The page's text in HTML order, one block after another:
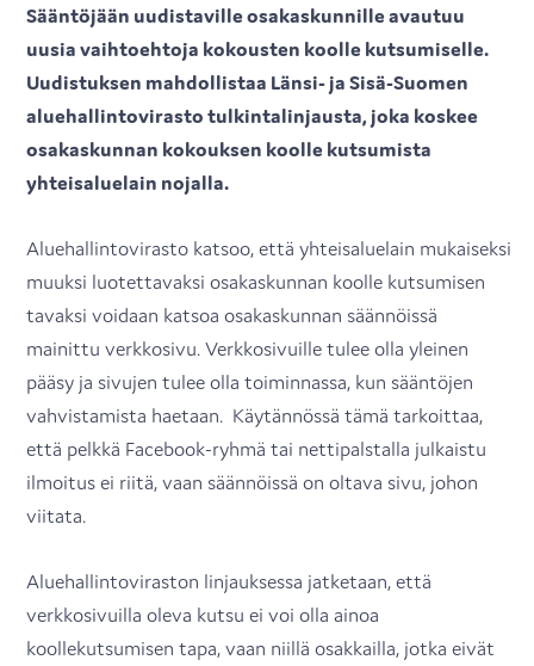
Sääntöjään uudistaville osakaskunnille avautuu
uusia vaihtoehtoja kokousten koolle kutsumiselle.
Uudistuksen mahdollistaa Länsi- ja Sisä-Suomen
aluehallintovirasto tulkintalinjausta, joka koskee
osakaskunnan kokouksen koolle kutsumista
yhteisaluelain nojalla.
Aluehallintovirasto katsoo, että yhteisaluelain mukaiseksi
muuksi luotettavaksi osakaskunnan koolle kutsumisen
tavaksi voidaan katsoa osakaskunnan säännöissä
mainittu verkkosivu. Verkkosivuille tulee olla yleinen
pääsy ja sivujen tulee olla toiminnassa, kun sääntöjen
vahvistamista haetaan. Käytännössä tämä tarkoittaa,
että pelkkä Facebook-ryhmä tai nettipalstalla julkaistu
ilmoitus ei riitä, vaan säännöissä on oltava sivu, johon
viitata.
Aluehallintoviraston linjauksessa jatketaan, että
verkkosivuilla oleva kutsu ei voi olla ainoa
koollekutsumisen tapa, vaan niillä osakkailla, jotka eivät